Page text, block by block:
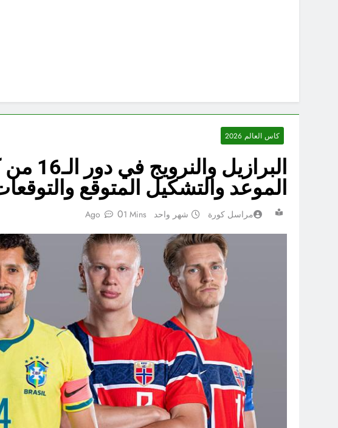
كاس العالم 2026
الموعد والتشكيل المتوقع
مراسل كورة شهر واحد Ago 01 Mins